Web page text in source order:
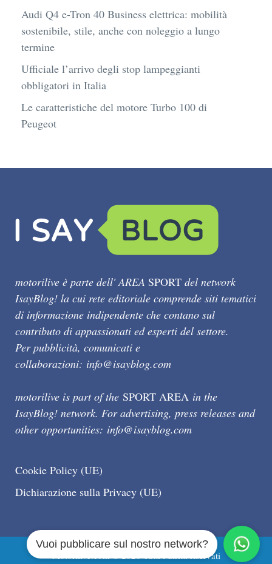
Audi Q4 e-Tron 40 Business elettrica: mobilità
sostenibile, stile, anche con noleggio a lungo
termine
Ufficiale l’arrivo degli stop lampeggianti
obbligatori in Italia
Le caratteristiche del motore Turbo 100 di
Peugeot
motorilive è parte dell' AREA SPORT del network
IsayBlog! la cui rete editoriale comprende siti tematici
di informazione indipendente che contano sul
contributo di appassionati ed esperti del settore.
Per pubblicità, comunicati e
collaborazioni: info@isayblog.com
motorilive is part of the SPORT AREA in the
IsayBlog! network. For advertising, press releases and
other opportunities: info@isayblog.com
Cookie Policy (UE)
Dichiarazione sulla Privacy (UE)
Motorilive.com © 2026 Tutti i diritti riservati
Vuoi pubblicare sul nostro network?